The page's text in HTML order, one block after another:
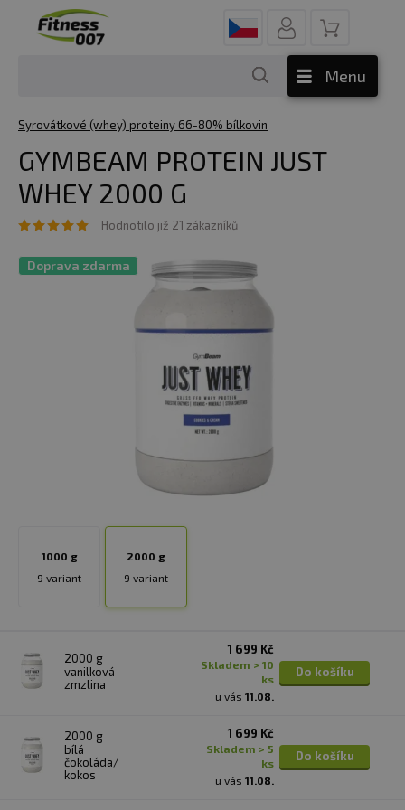
Menu
Syrovátkové (whey) proteiny 66-80% bílkovin
GYMBEAM PROTEIN JUST
WHEY 2000 G
Hodnotilo již 21 zákazníků
Doprava zdarma
1000 g
9 variant
2000 g
9 variant
2000 g
vanilková
zmzlina
1 699 Kč
skladem > 10
ks
u vás 11.08.
Do košíku
2000 g
bílá
čokoláda/
kokos
1 699 Kč
skladem > 5
ks
u vás 11.08.
Do košíku